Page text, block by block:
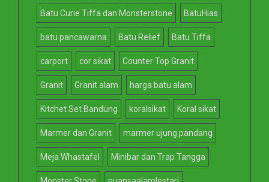
Batu Curie Tiffa dan Monsterstone BatuHias
batu pancawarna Batu Relief Batu Tiffa
carport cor sikat Counter Top Granit
Granit Granit alam harga batu alam
Kitchet Set Bandung koralsikat Koral sikat
Marmer dan Granit marmer ujung pandang
Meja Whastafel Minibar dan Trap Tangga